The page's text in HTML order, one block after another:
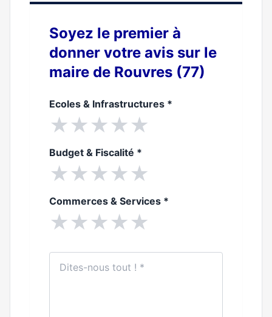
Soyez le premier à
donner votre avis sur le
maire de Rouvres (77)
Ecoles & Infrastructures *
★★★★★
Budget & Fiscalité *
★★★★★
Commerces & Services *
★★★★★